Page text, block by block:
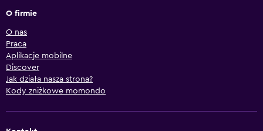
O firmie
O nas
Praca
Aplikacje mobilne
Discover
Jak działa nasza strona?
Kody zniżkowe momondo